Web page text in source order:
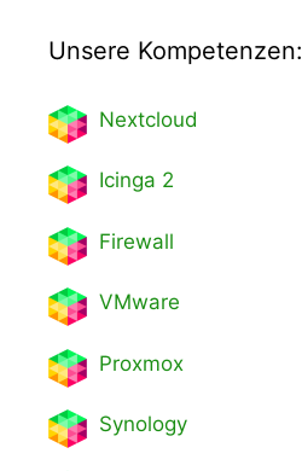
Unsere Kompetenzen:
Nextcloud
Icinga 2
Firewall
VMware
Proxmox
Synology